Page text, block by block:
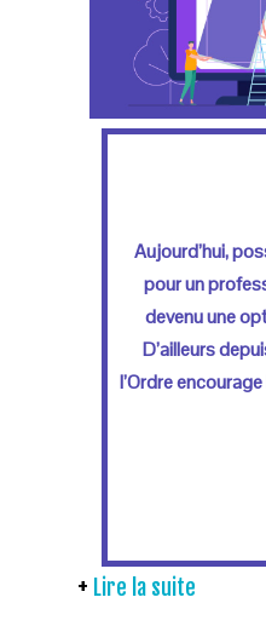
Aujourd’hui,
pour un
devenu une
D’ailleurs
l’Ordre
Lire la suite